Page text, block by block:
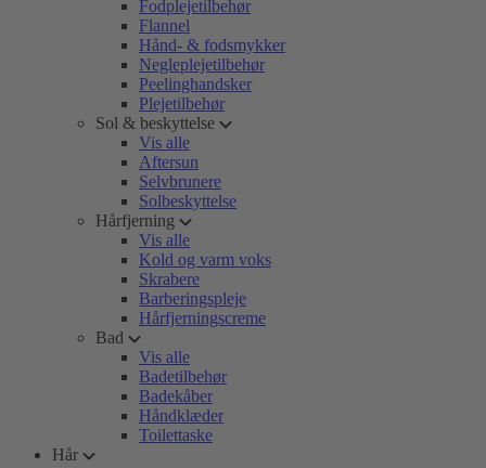
Fodplejetilbehør
Flannel
Hånd- & fodsmykker
Negleplejetilbehør
Peelinghandsker
Plejetilbehør
Sol & beskyttelse
Vis alle
Aftersun
Selvbrunere
Solbeskyttelse
Hårfjerning
Vis alle
Kold og varm voks
Skrabere
Barberingspleje
Hårfjerningscreme
Bad
Vis alle
Badetilbehør
Badekåber
Håndklæder
Toilettaske
Hår